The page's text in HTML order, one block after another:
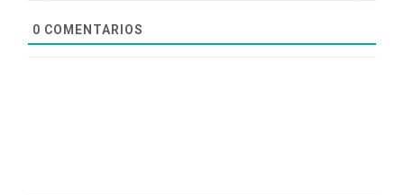
0 COMENTARIOS